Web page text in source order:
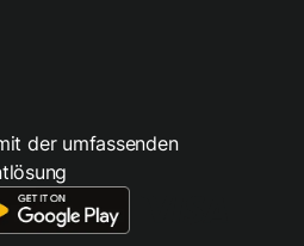
der umfassenden